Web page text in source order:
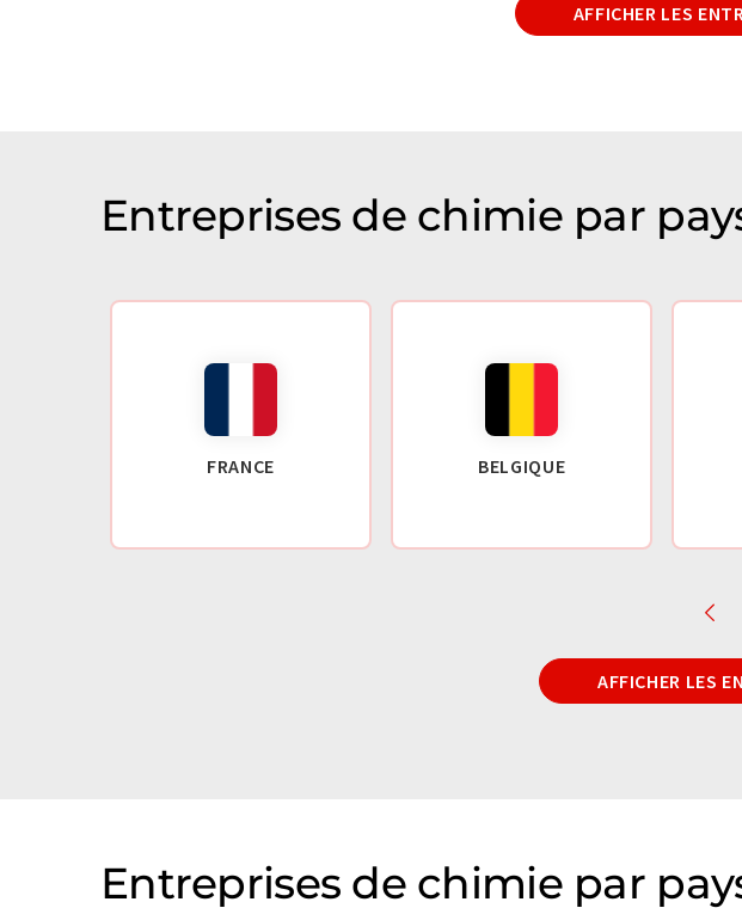
AFFICHER LES
Entreprises de chimie par
FRANCE BELGIQUE
AFFICHER LES
Entreprises de chimie par